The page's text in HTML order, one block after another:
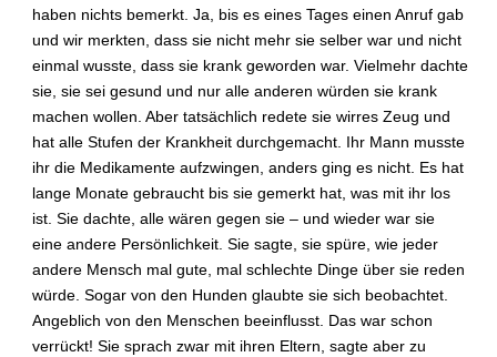
haben nichts bemerkt. Ja, bis es eines Tages einen Anruf gab
und wir merkten, dass sie nicht mehr sie selber war und nicht
einmal wusste, dass sie krank geworden war. Vielmehr dachte
sie, sie sei gesund und nur alle anderen würden sie krank
machen wollen. Aber tatsächlich redete sie wirres Zeug und
hat alle Stufen der Krankheit durchgemacht. Ihr Mann musste
ihr die Medikamente aufzwingen, anders ging es nicht. Es hat
lange Monate gebraucht bis sie gemerkt hat, was mit ihr los
ist. Sie dachte, alle wären gegen sie – und wieder war sie
eine andere Persönlichkeit. Sie sagte, sie spüre, wie jeder
andere Mensch mal gute, mal schlechte Dinge über sie reden
würde. Sogar von den Hunden glaubte sie sich beobachtet.
Angeblich von den Menschen beeinflusst. Das war schon
verrückt! Sie sprach zwar mit ihren Eltern, sagte aber zu
m
a
n
a
l
s
n
g
e
h
r
i